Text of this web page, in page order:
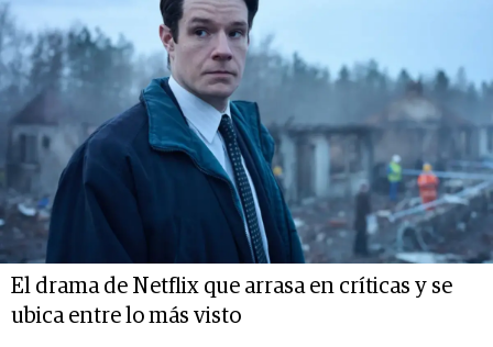
El drama de Netflix que arrasa en críticas y se
ubica entre lo más visto